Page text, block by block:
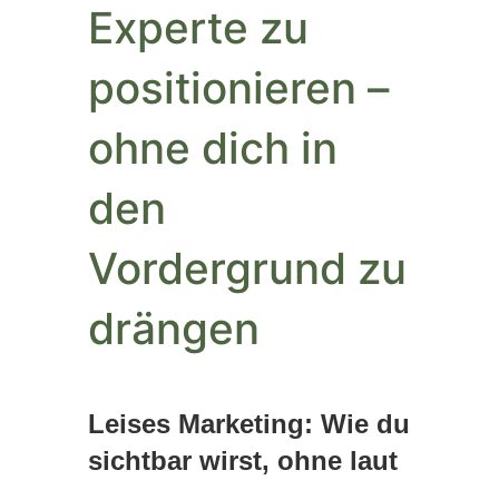
Experte zu
positionieren –
ohne dich in
den
Vordergrund zu
drängen
Leises Marketing: Wie du
sichtbar wirst, ohne laut